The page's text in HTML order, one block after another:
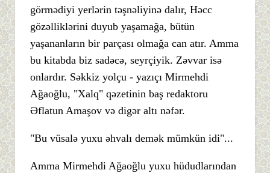
görmədiyi yerlərin təşnəliyinə dalır, Həcc
gözəlliklərini duyub yaşamağa, bütün
yaşananların bir parçası olmağa can atır. Amma
bu kitabda biz sadəcə, seyrçiyik. Zəvvar isə
onlardır. Səkkiz yolçu - yazıçı Mirmehdi
Ağaoğlu, "Xalq" qəzetinin baş redaktoru
Əflatun Amaşov və digər altı nəfər.
"Bu vüsalə yuxu əhvalı demək mümkün idi"...
Amma Mirmehdi Ağaoğlu yuxu hüdudlarından